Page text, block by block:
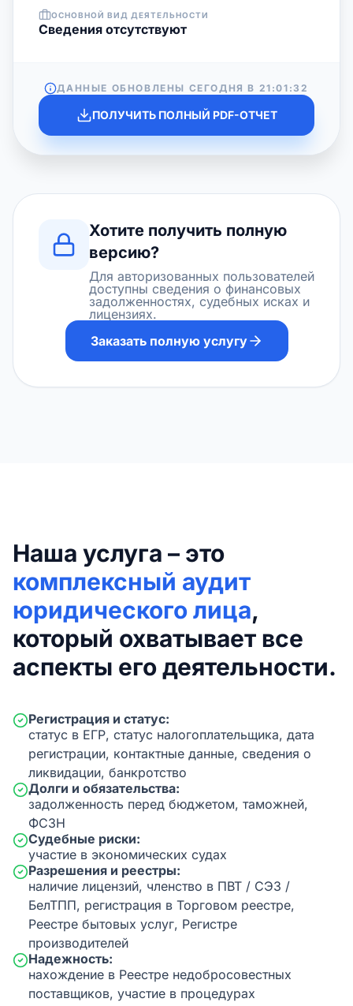
ОСНОВНОЙ ВИД ДЕЯТЕЛЬНОСТИ
Cведения отсутствуют
ДАННЫЕ ОБНОВЛЕНЫ СЕГОДНЯ В 21:01:32
ПОЛУЧИТЬ ПОЛНЫЙ PDF-ОТЧЕТ
Хотите получить полную
версию?
Для авторизованных пользователей
доступны сведения о финансовых
задолженностях, судебных исках и
лицензиях.
Заказать полную услугу
Наша услуга – это
комплексный аудит
юридического лица,
который охватывает все
аспекты его деятельности.
Регистрация и статус:
статус в ЕГР, статус налогоплательщика, дата
регистрации, контактные данные, сведения о
ликвидации, банкротство
Долги и обязательства:
задолженность перед бюджетом, таможней,
ФСЗН
Судебные риски:
участие в экономических судах
Разрешения и реестры:
наличие лицензий, членство в ПВТ / СЭЗ /
БелТПП, регистрация в Торговом реестре,
Реестре бытовых услуг, Регистре
производителей
Надежность:
нахождение в Реестре недобросовестных
поставщиков, участие в процедурах